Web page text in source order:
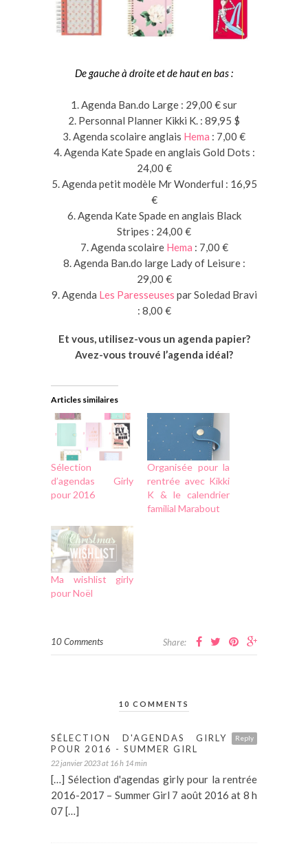
De gauche à droite et de haut en bas :
1. Agenda Ban.do Large : 29,00 € sur
2. Personnal Planner Kikki K. : 89,95 $
3. Agenda scolaire anglais Hema : 7,00 €
4. Agenda Kate Spade en anglais Gold Dots :
24,00 €
5. Agenda petit modèle Mr Wonderful : 16,95
€
6. Agenda Kate Spade en anglais Black
Stripes : 24,00 €
7. Agenda scolaire Hema : 7,00 €
8. Agenda Ban.do large Lady of Leisure :
29,00 €
9. Agenda Les Paresseuses par Soledad Bravi
: 8,00 €
Et vous, utilisez-vous un agenda papier?
Avez-vous trouvé l’agenda idéal?
Articles similaires
Sélection
d’agendas Girly
pour 2016
Organisée pour la
rentrée avec Kikki
K & le calendrier
familial Marabout
Ma wishlist girly
pour Noël
10 Comments Share:
10 COMMENTS
Reply
SÉLECTION D'AGENDAS GIRLY
POUR 2016 - SUMMER GIRL
22 janvier 2023 at 16 h 14 min
[…] Sélection d'agendas girly pour la rentrée
2016-2017 – Summer Girl 7 août 2016 at 8 h
07 […]